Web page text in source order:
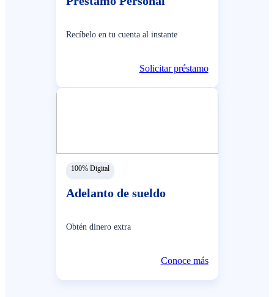
Recíbelo en tu cuenta al instante
Solicitar préstamo
100% Digital
Adelanto de sueldo
Obtén dinero extra
Conoce más